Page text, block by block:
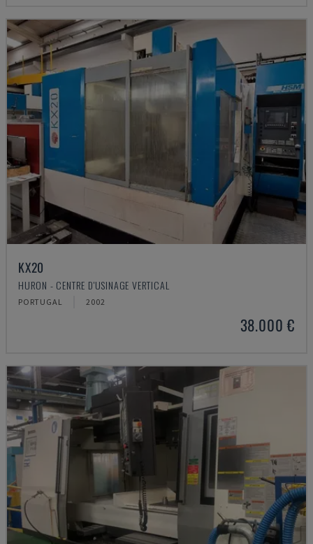
KX20
HURON - CENTRE D'USINAGE VERTICAL
PORTUGAL 2002
38.000 €